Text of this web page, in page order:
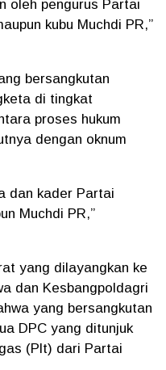
oleh pengurus Partai
kubu Muchdi PR,”
bersangkutan
di tingkat
proses hukum
dengan oknum
dan kader Partai
Muchdi PR,”
yang dilayangkan ke
dan Kesbangpoldagri
yang bersangkutan
DPC yang ditunjuk
(Plt) dari Partai